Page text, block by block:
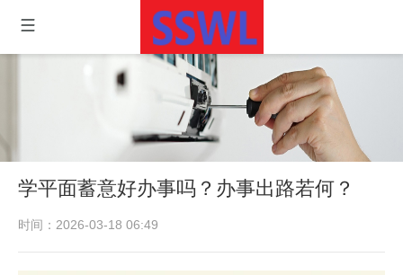
学平面蓄意好办事吗？办事出路若何？
时间：2026-03-18 06:49